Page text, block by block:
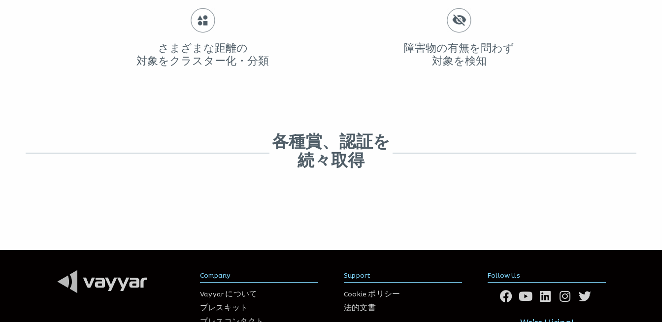
さまざまな距離の
対象をクラスター化・分類
障害物の有無を問わず
対象を検知
各種賞、認証を
続々取得
Company
Vayyar について
プレスキット
Support
Cookie ポリシー
法的文書
Follow Us